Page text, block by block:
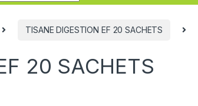
TISANE DIGESTION EF 20 SACHETS
20 SACHETS